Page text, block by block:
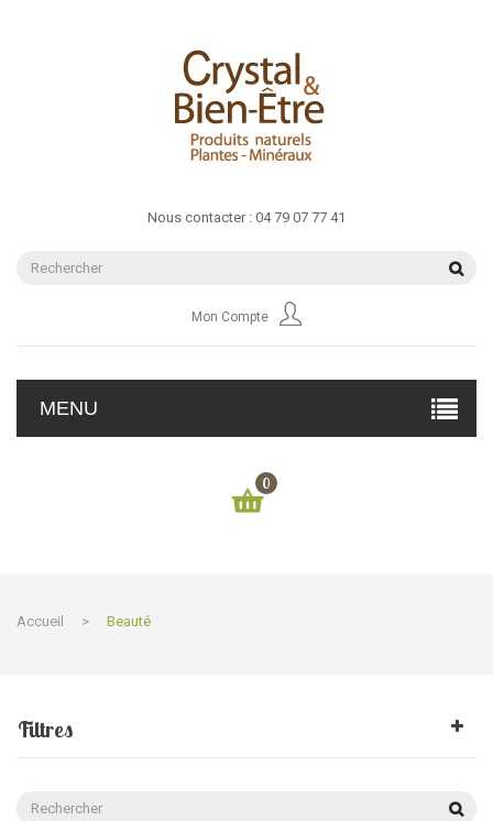
Nous contacter : 04 79 07 77 41
Mon Compte
MENU
0
Accueil > Beauté
Filtres